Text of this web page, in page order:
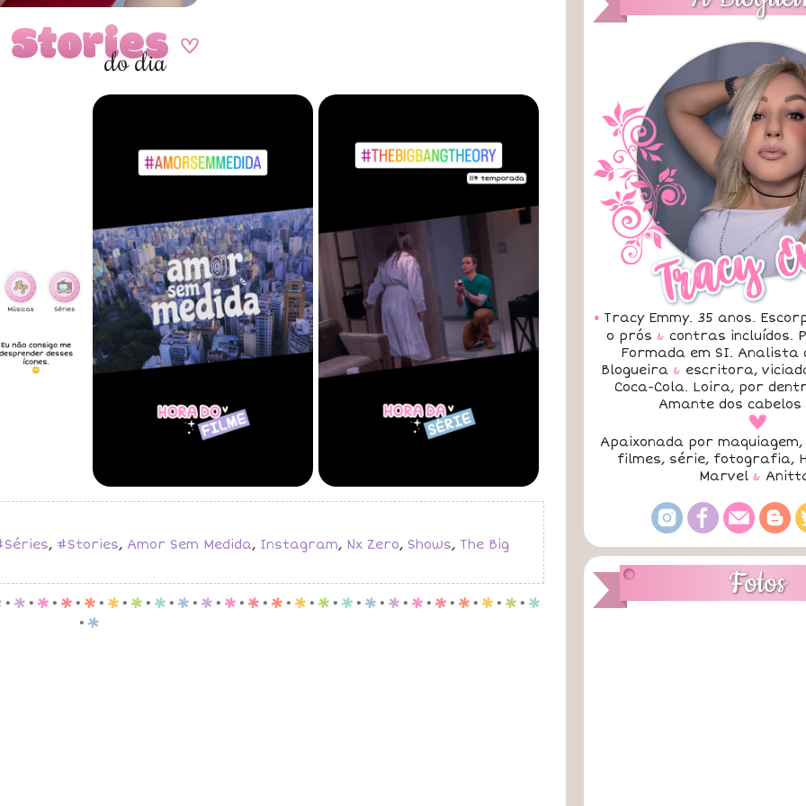
Stories A
do dia
, #Stories, Amor Sem Medida, Instagram, Nx Zero, Shows, The Big
. p . p . p . p . p . p . p . p . p . p . p . p . p . p . p . p . p . p . p . p . p . p . p
. p
• Tracy Emmy. 35 anos.
o prós & contras incluídos.
Formada em SI. Analista
Blogueira & escritora,
Coca-Cola. Loira, por
Amante dos
a
Apaixonada por maquiagem,
filmes, série, fotografia,
Marvel &
Fotos